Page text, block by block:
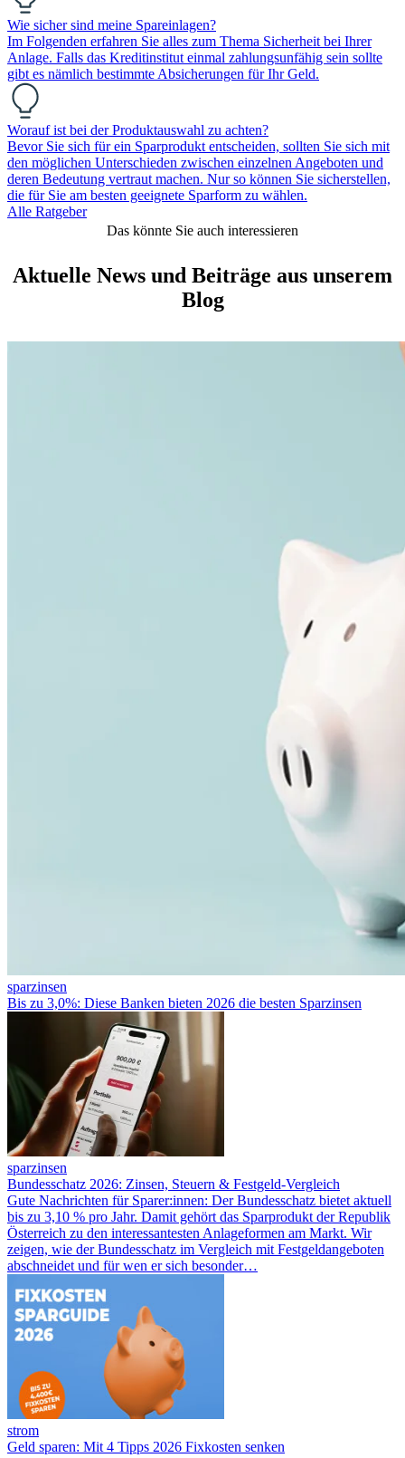
Wie sicher sind meine Spareinlagen?
Im Folgenden erfahren Sie alles zum Thema Sicherheit bei Ihrer
Anlage. Falls das Kreditinstitut einmal zahlungsunfähig sein sollte
gibt es nämlich bestimmte Absicherungen für Ihr Geld.
Worauf ist bei der Produktauswahl zu achten?
Bevor Sie sich für ein Sparprodukt entscheiden, sollten Sie sich mit
den möglichen Unterschieden zwischen einzelnen Angeboten und
deren Bedeutung vertraut machen. Nur so können Sie sicherstellen,
die für Sie am besten geeignete Sparform zu wählen.
Alle Ratgeber
Das könnte Sie auch interessieren
Aktuelle News und Beiträge aus unserem
Blog
sparzinsen
Bis zu 3,0%: Diese Banken bieten 2026 die besten Sparzinsen
sparzinsen
Bundesschatz 2026: Zinsen, Steuern & Festgeld-Vergleich
Gute Nachrichten für Sparer:innen: Der Bundesschatz bietet aktuell
bis zu 3,10 % pro Jahr. Damit gehört das Sparprodukt der Republik
Österreich zu den interessantesten Anlageformen am Markt. Wir
zeigen, wie der Bundesschatz im Vergleich mit Festgeldangeboten
abschneidet und für wen er sich besonder…
strom
Geld sparen: Mit 4 Tipps 2026 Fixkosten senken